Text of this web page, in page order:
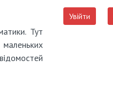
Тут
Увійти